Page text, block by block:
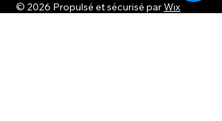
© 2026 Propulsé et sécurisé parWix